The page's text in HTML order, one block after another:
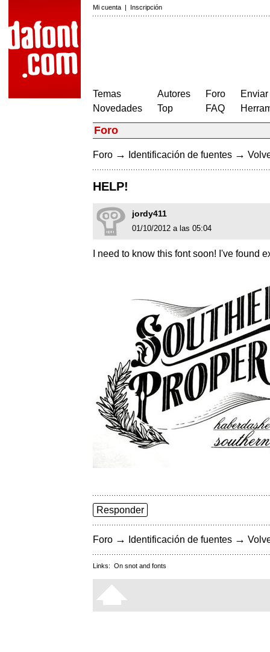
Mi cuenta | Inscripción
Temas
Novedades
Autores
Top
Foro
FAQ
Foro
Foro → Identificación de fuentes →
HELP!
jordy411
01/10/2012 a las 05:04
I need to know this font soon! I've found
Responder
Foro → Identificación de fuentes →
Links: On snot and fonts